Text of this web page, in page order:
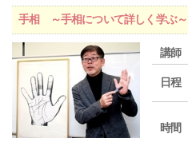
手相 ～手相について詳しく学ぶ～
講師
日程
時間